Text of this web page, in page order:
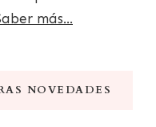
más...
NOVEDADES